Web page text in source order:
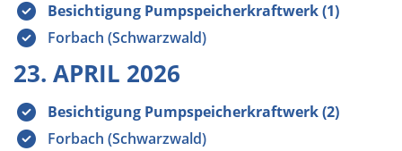
Besichtigung Pumpspeicherkraftwerk (1)
Forbach (Schwarzwald)
23. APRIL 2026
Besichtigung Pumpspeicherkraftwerk (2)
Forbach (Schwarzwald)